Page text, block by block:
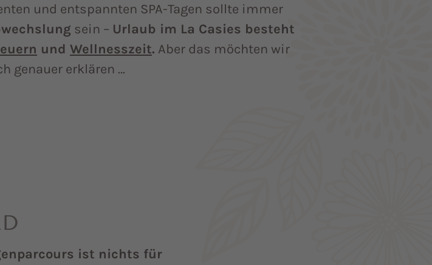
und entspannten SPA-Tagen sollte immer
sein – Urlaub im La Casies besteht
und Wellnesszeit. Aber das möchten wir
genauer erklären …
ist nichts für